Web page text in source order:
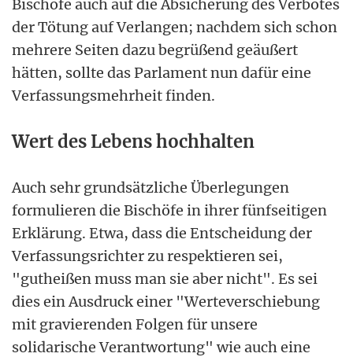
Bischöfe auch auf die Absicherung des Verbotes
der Tötung auf Verlangen; nachdem sich schon
mehrere Seiten dazu begrüßend geäußert
hätten, sollte das Parlament nun dafür eine
Verfassungsmehrheit finden.
Wert des Lebens hochhalten
Auch sehr grundsätzliche Überlegungen
formulieren die Bischöfe in ihrer fünfseitigen
Erklärung. Etwa, dass die Entscheidung der
Verfassungsrichter zu respektieren sei,
"gutheißen muss man sie aber nicht". Es sei
dies ein Ausdruck einer "Werteverschiebung
mit gravierenden Folgen für unsere
solidarische Verantwortung" wie auch eine